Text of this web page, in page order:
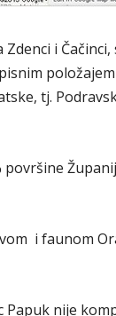
i Čačinci,
tj.
površine
i faunom
nije